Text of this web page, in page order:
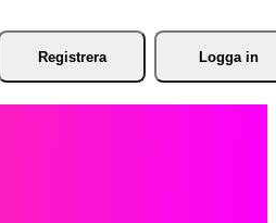
Registrera Logga in